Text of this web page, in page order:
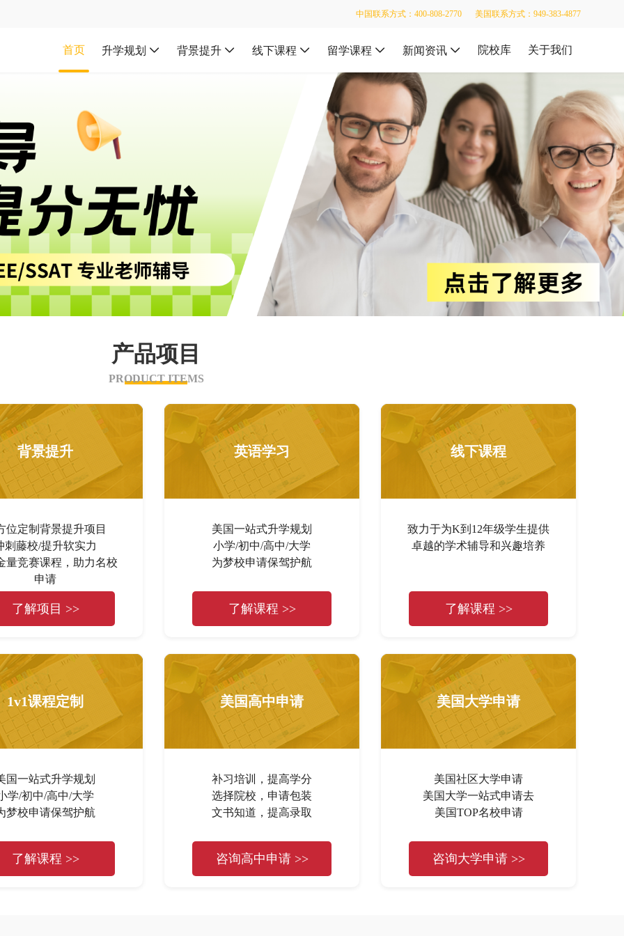
中国联系方式：400-808-2770 美国联系方式：949-383-4877
首页 升学规划 背景提升 线下课程 留学课程 新闻资讯 院校库 关于我们
产品项目
PRODUCT ITEMS
背景提升
位定制背景提升项目
刺藤校/提升软实力
量竞赛课程，助力名校
申请
了解项目 >>
英语学习
美国一站式升学规划
小学/初中/高中/大学
为梦校申请保驾护航
了解课程 >>
线下课程
致力于为K到12年级学生提供
卓越的学术辅导和兴趣培养
了解课程 >>
1v1课程定制
国一站式升学规划
学/初中/高中/大学
梦校申请保驾护航
了解课程 >>
美国高中申请
补习培训，提高学分
选择院校，申请包装
文书知道，提高录取
咨询高中申请 >>
美国大学申请
美国社区大学申请
美国大学一站式申请去
美国TOP名校申请
咨询大学申请 >>